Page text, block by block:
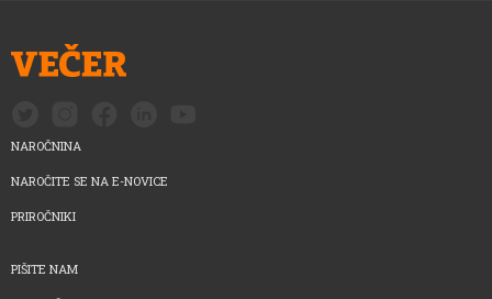
NAROČNINA
NAROČITE SE NA E-NOVICE
PRIROČNIKI
PIŠITE NAM